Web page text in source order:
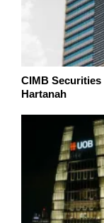
CIMB Securities
Hartanah